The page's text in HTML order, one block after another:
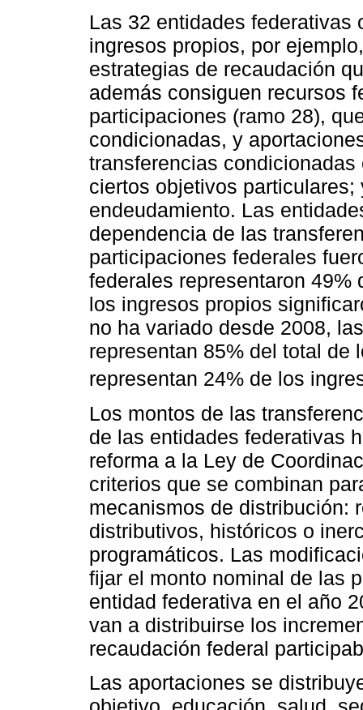
Las 32 entidades federativas
ingresos propios, por
estrategias de recaudación
además consiguen recursos
participaciones (ramo 28),
condicionadas, y
transferencias
ciertos objetivos
endeudamiento. Las
dependencia de las
participaciones federales
federales representaron
los ingresos propios
no ha variado desde 2008,
representan 85% del total de
representan 24% de los
Los montos de las
de las entidades federativas
reforma a la Ley de
criterios que se combinan
mecanismos de distribución:
distributivos, históricos o
programáticos. Las
fijar el monto nominal de las
entidad federativa en el año
van a distribuirse los
recaudación federal
Las aportaciones se